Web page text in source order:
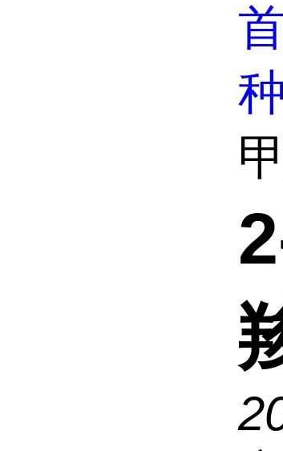
种